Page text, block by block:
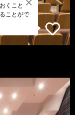
くこと
ことがで